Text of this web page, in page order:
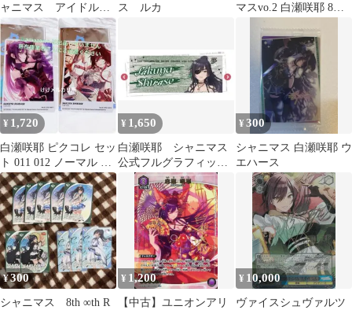
ャニマス アイドルマ
スターシャイニーカラ
ーズ emoca
ス ルカ
マスvo.2 白瀬咲耶 8枚
¥ 1,720
白瀬咲耶 ピクコレ セッ
ト 011 012 ノーマル 非
売品 シャニマス
¥ 1,650
白瀬咲耶 シャニマス
公式フルグラフィック
タオル ∞th LIVE ver.
¥300
シャニマス 白瀬咲耶 ウ
エハース
¥300
シャニマス 8th ∞th R
¥ 1,200
【中古】ユニオンアリ
¥ 10,000
ヴァイスシュヴァルツ